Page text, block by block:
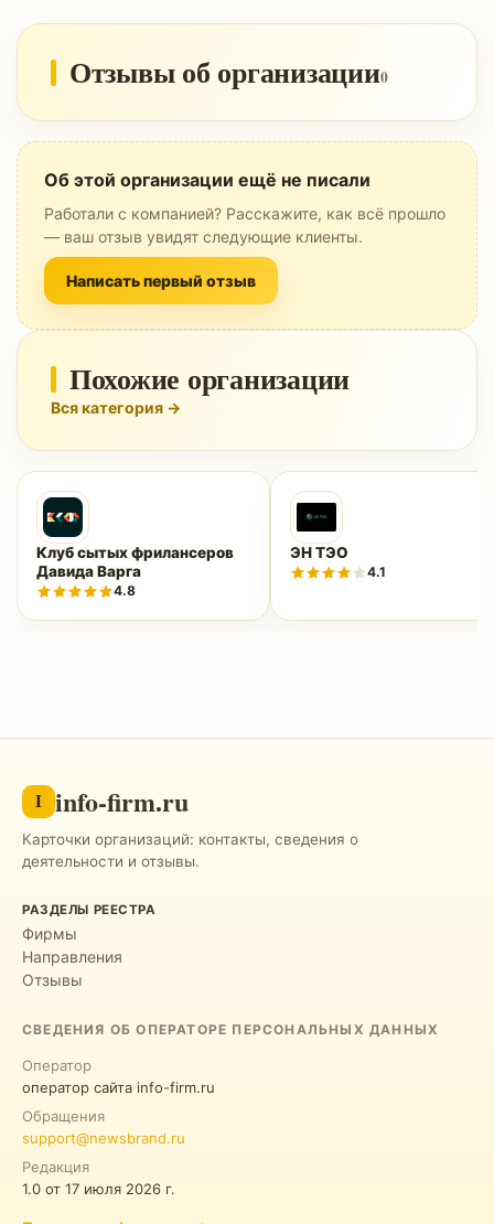
Отзывы об организации0
Об этой организации ещё не писали
Работали с компанией? Расскажите, как всё прошло
— ваш отзыв увидят следующие клиенты.
Написать первый отзыв
Похожие организации
Вся категория →
Клуб сытых фрилансеров
Давида Варга
4.8
ЭН ТЭО
4.1
I info-firm.ru
Карточки организаций: контакты, сведения о
деятельности и отзывы.
РАЗДЕЛЫ РЕЕСТРА
Фирмы
Направления
Отзывы
СВЕДЕНИЯ ОБ ОПЕРАТОРЕ ПЕРСОНАЛЬНЫХ ДАННЫХ
Оператор
оператор сайта info-firm.ru
Обращения
support@newsbrand.ru
Редакция
1.0 от 17 июля 2026 г.